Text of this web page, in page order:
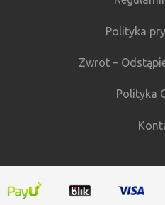
Polityka
Zwrot –
Polityka